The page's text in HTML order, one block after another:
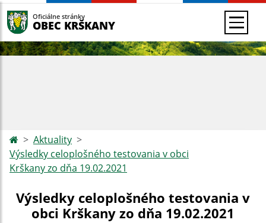
Oficiálne stránky
OBEC KRŠKANY
Aktuality
Výsledky celoplošného testovania v obci
Krškany zo dňa 19.02.2021
Výsledky celoplošného testovania v
obci Krškany zo dňa 19.02.2021